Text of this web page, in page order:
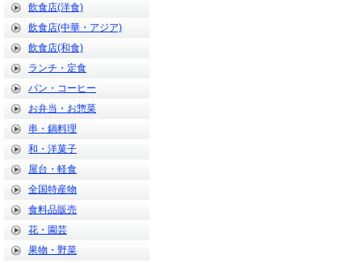
飲食店(洋食)
飲食店(中華・アジア)
飲食店(和食)
ランチ・定食
パン・コーヒー
お弁当・お惣菜
串・鍋料理
和・洋菓子
屋台・軽食
全国特産物
食料品販売
花・園芸
果物・野菜